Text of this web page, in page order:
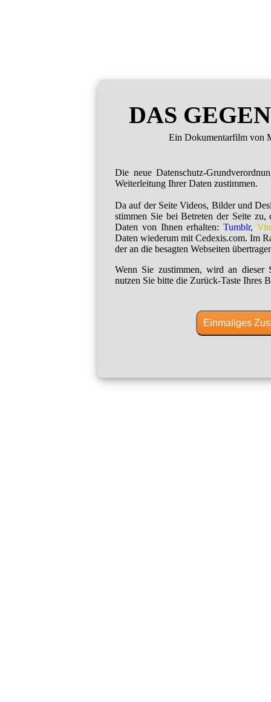
DAS
Ein Dokumentarfilm von
Die neue Datenschutz-
Weiterleitung Ihrer Daten zustimmen.
Da auf der Seite Videos, Bilder und
stimmen Sie bei Betreten der Seite zu,
Daten von Ihnen erhalten:Tumblr,
Daten wiederum mit Cedexis.com. Im
der an die besagten Webseiten
Wenn Sie zustimmen, wird an dieser
nutzen Sie bitte die Zurück-Taste Ihres
Einmaliges